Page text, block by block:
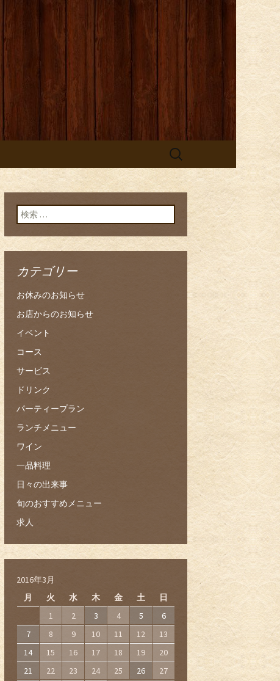
検
検索:
カテゴリー
お休みのお知らせ
お店からのお知らせ
イベント
コース
サービス
ドリンク
パーティープラン
ランチメニュー
ワイン
一品料理
日々の出来事
旬のおすすめメニュー
求人
2016年3月
月
火 水 木 金 土 日
1 2 3 4 5
6
7
8 9 10 11 12
13
14
15 16 17 18 19
20
21
22 23 24 25 26
27